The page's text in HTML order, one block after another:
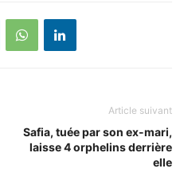
Article suivant
Safia, tuée par son ex-mari,
laisse 4 orphelins derrière
elle